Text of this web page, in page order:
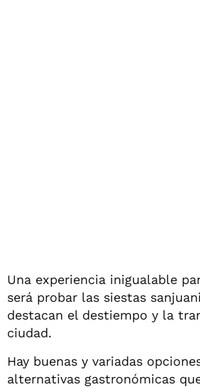
Una experiencia inigualable
será probar las siestas
destacan el destiempo y la
ciudad.
Hay buenas y variadas
alternativas gastronómicas